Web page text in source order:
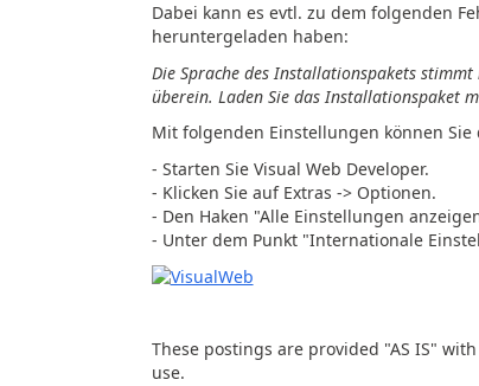
Dabei kann es evtl. zu dem folgenden
heruntergeladen haben:
Die Sprache des Installationspakets
überein. Laden Sie das Installationspaket
Mit folgenden Einstellungen können
- Starten Sie Visual Web Developer.
- Klicken Sie auf Extras -> Optionen.
- Den Haken "Alle Einstellungen
- Unter dem Punkt "Internationale
These postings are provided "AS IS"
use.